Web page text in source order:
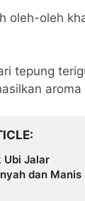
oleh-oleh
tepung
Ubi Jalar
dan Manis